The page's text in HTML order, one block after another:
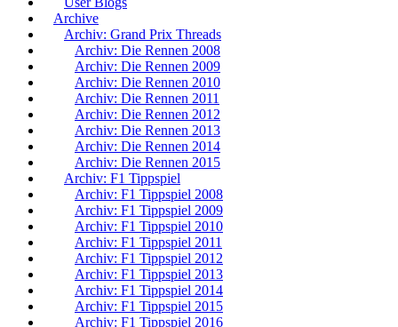
Archive
Archiv: Grand Prix Threads
Archiv: Die Rennen 2008
Archiv: Die Rennen 2009
Archiv: Die Rennen 2010
Archiv: Die Rennen 2011
Archiv: Die Rennen 2012
Archiv: Die Rennen 2013
Archiv: Die Rennen 2014
Archiv: Die Rennen 2015
Archiv: F1 Tippspiel
Archiv: F1 Tippspiel 2008
Archiv: F1 Tippspiel 2009
Archiv: F1 Tippspiel 2010
Archiv: F1 Tippspiel 2011
Archiv: F1 Tippspiel 2012
Archiv: F1 Tippspiel 2013
Archiv: F1 Tippspiel 2014
Archiv: F1 Tippspiel 2015
Archiv: F1 Tippspiel 2016